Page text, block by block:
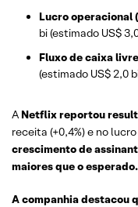
Lucro operacional
bi (estimado US$
Fluxo de caixa
(estimado US$ 2,0
A Netflix reportou
receita (+0,4%) e no
crescimento de
maiores que o esperado.
A companhia destacou